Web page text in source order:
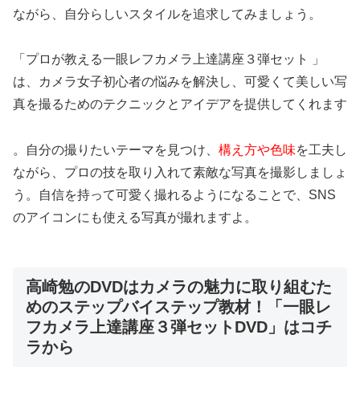
ながら、自分らしいスタイルを追求してみましょう。
「プロが教える一眼レフカメラ上達講座３弾セット 」
は、カメラ女子初心者の悩みを解決し、可愛くて美しい写
真を撮るためのテクニックとアイデアを提供してくれます
。自分の撮りたいテーマを見つけ、 構え方や色味を工夫し
ながら、プロの技を取り入れて素敵な写真を撮影しましょ
う。自信を持って可愛く撮れるようになることで、SNS
のアイコンにも使える写真が撮れますよ。
高崎勉のDVDはカメラの魅力に取り組むた
めのステップバイステップ教材！「一眼レ
フカメラ上達講座３弾セットDVD」はコチ
ラから